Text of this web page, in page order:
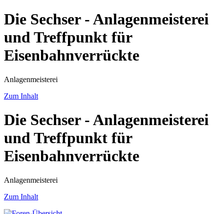
Die Sechser - Anlagenmeisterei
und Treffpunkt für
Eisenbahnverrückte
Anlagenmeisterei
Zum Inhalt
Die Sechser - Anlagenmeisterei
und Treffpunkt für
Eisenbahnverrückte
Anlagenmeisterei
Zum Inhalt